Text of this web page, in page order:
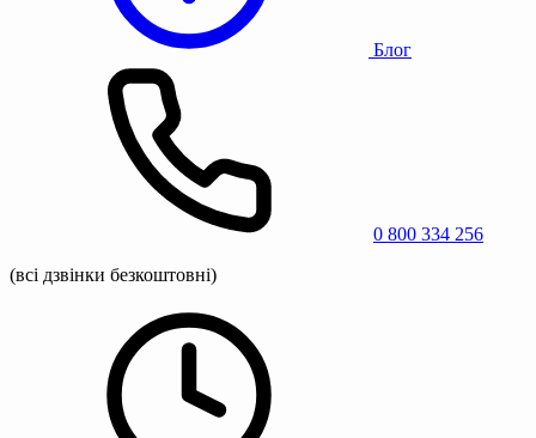
Блог
0 800 334 256
(всі дзвінки безкоштовні)